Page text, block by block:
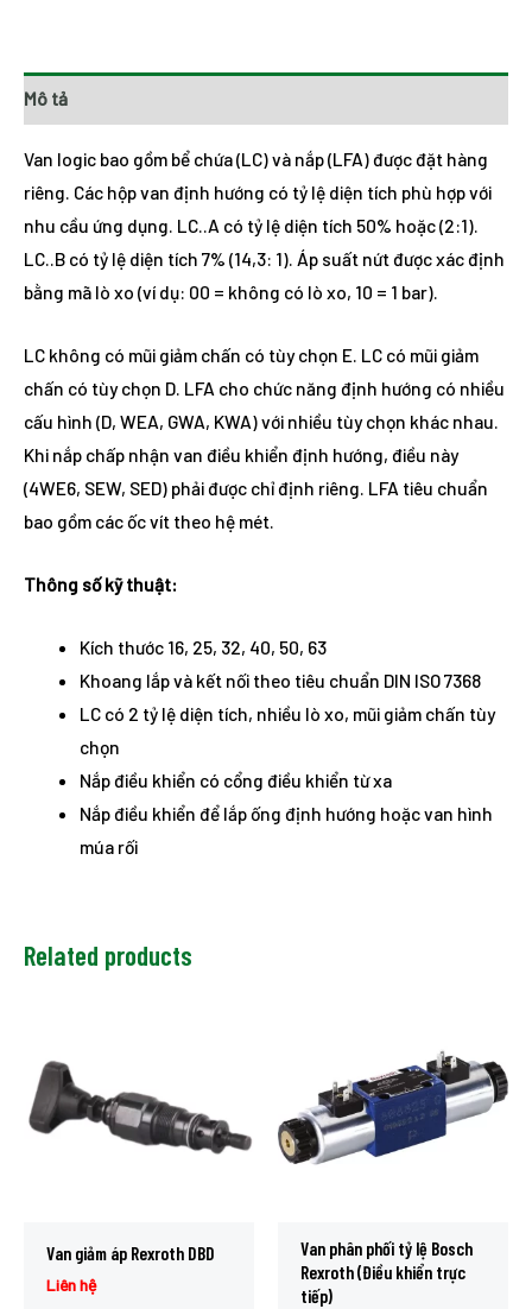
Mô tả
Van logic bao gồm bể chứa (LC) và nắp (LFA) được đặt hàng
riêng. Các hộp van định hướng có tỷ lệ diện tích phù hợp với
nhu cầu ứng dụng. LC..A có tỷ lệ diện tích 50% hoặc (2:1).
LC..B có tỷ lệ diện tích 7% (14,3: 1). Áp suất nứt được xác định
bằng mã lò xo (ví dụ: 00 = không có lò xo, 10 = 1 bar).
LC không có mũi giảm chấn có tùy chọn E. LC có mũi giảm
chấn có tùy chọn D. LFA cho chức năng định hướng có nhiều
cấu hình (D, WEA, GWA, KWA) với nhiều tùy chọn khác nhau.
Khi nắp chấp nhận van điều khiển định hướng, điều này
(4WE6, SEW, SED) phải được chỉ định riêng. LFA tiêu chuẩn
bao gồm các ốc vít theo hệ mét.
Thông số kỹ thuật:
Kích thước 16, 25, 32, 40, 50, 63
Khoang lắp và kết nối theo tiêu chuẩn DIN ISO 7368
LC có 2 tỷ lệ diện tích, nhiều lò xo, mũi giảm chấn tùy
chọn
Nắp điều khiển có cổng điều khiển từ xa
Nắp điều khiển để lắp ống định hướng hoặc van hình
múa rối
Related products
Van giảm áp Rexroth DBD
Liên hệ
Van phân phối tỷ lệ Bosch
Rexroth (Điều khiển trực
tiếp)